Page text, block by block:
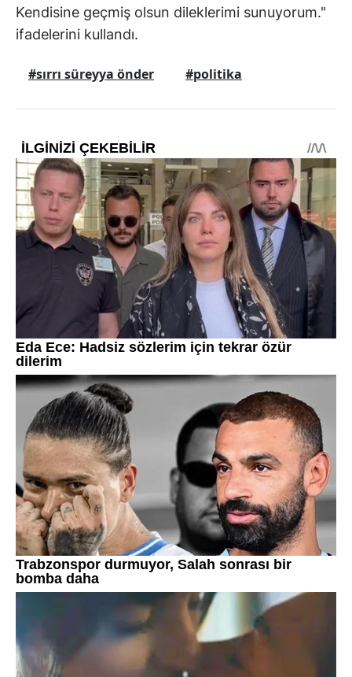
Kendisine geçmiş olsun dileklerimi sunuyorum."
ifadelerini kullandı.
#sırrı süreyya önder #politika